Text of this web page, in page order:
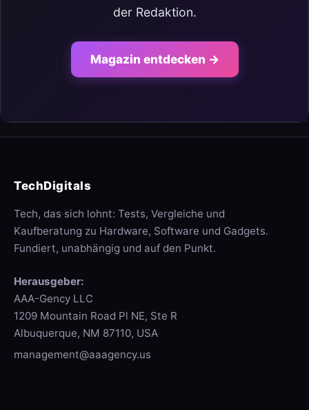
der Redaktion.
Magazin entdecken →
TechDigitals
Tech, das sich lohnt: Tests, Vergleiche und
Kaufberatung zu Hardware, Software und Gadgets.
Fundiert, unabhängig und auf den Punkt.
Herausgeber:
AAA-Gency LLC
1209 Mountain Road Pl NE, Ste R
Albuquerque, NM 87110, USA
management@aaagency.us